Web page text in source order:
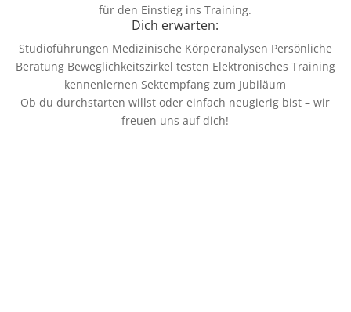
für den Einstieg ins Training.
Dich erwarten:
Studioführungen Medizinische Körperanalysen Persönliche
Beratung Beweglichkeitszirkel testen Elektronisches Training
kennenlernen Sektempfang zum Jubiläum
Ob du durchstarten willst oder einfach neugierig bist – wir
freuen uns auf dich!